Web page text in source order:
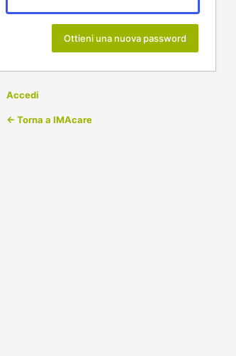
Accedi
← Torna a IMAcare